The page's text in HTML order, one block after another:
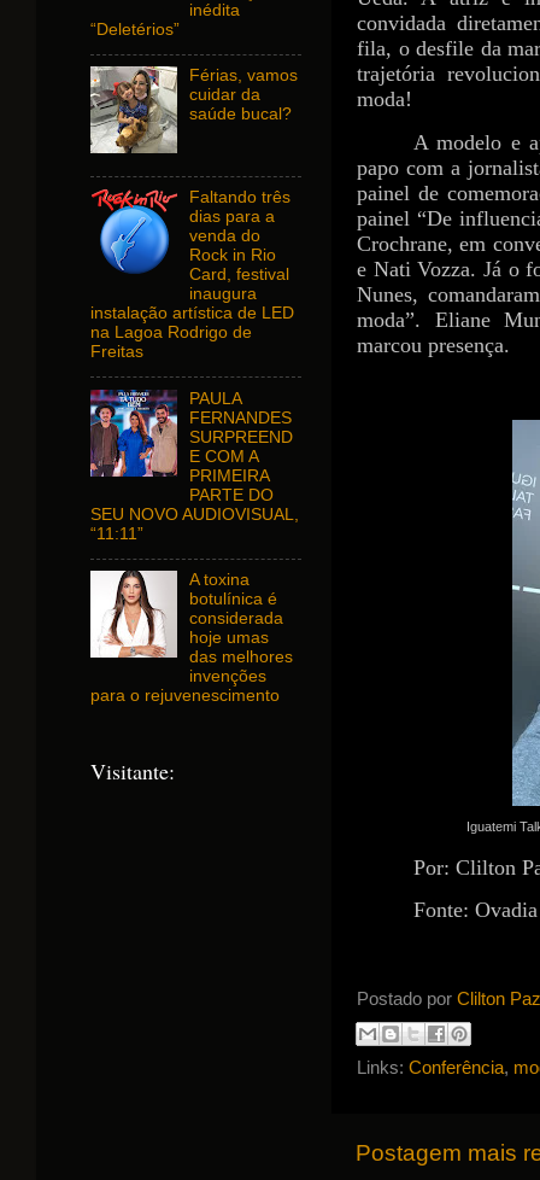
convidada
fila, o desfile da
trajetória
moda!
A modelo e
papo com a
painel de
painel “De
Crochrane, em
e Nati Vozza. Já o
Nunes,
moda”. Eliane
marcou presença.
Iguatemi
Por: Clilton
Fonte:
Postado por Clilton Paz
Links: Conferência,
Postagem mais
inédita
“Deletérios”
Férias, vamos
cuidar da
saúde bucal?
Faltando três
dias para a
venda do
Rock in Rio
Card, festival
inaugura
instalação artística de LED
na Lagoa Rodrigo de
Freitas
PAULA
FERNANDES
SURPREEND
E COM A
PRIMEIRA
PARTE DO
SEU NOVO AUDIOVISUAL,
“11:11”
A toxina
botulínica é
considerada
hoje umas
das melhores
invenções
para o rejuvenescimento
Visitante: